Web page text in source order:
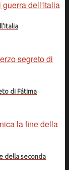
di Fátima
della seconda